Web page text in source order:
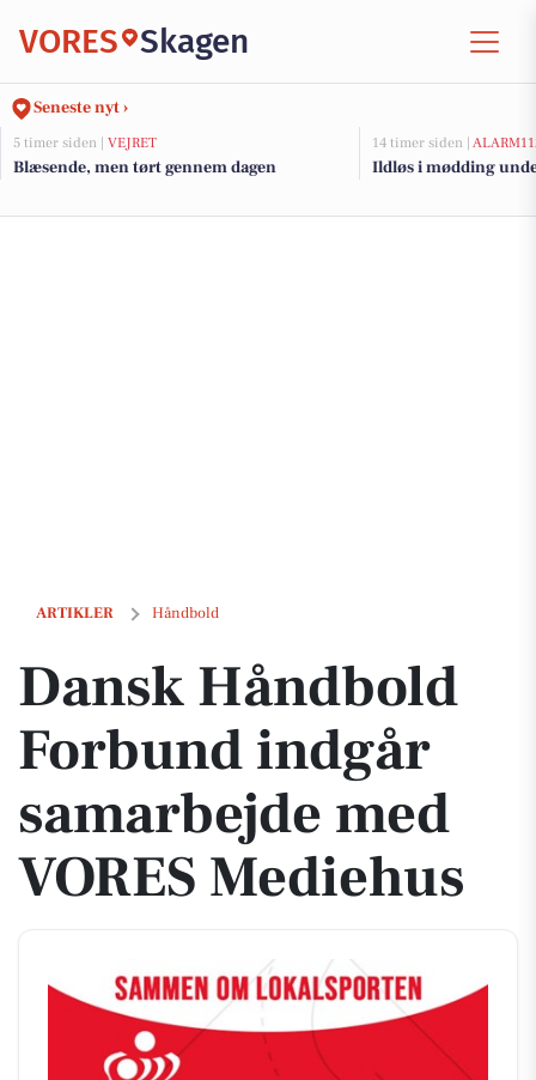
VORES Skagen
Seneste nyt ›
5 timer siden | VEJRET
Blæsende, men tørt gennem dagen
14 timer siden |
Ildløs i mødding
ARTIKLER Håndbold
Dansk Håndbold Forbund indgår samarbejde med VORES Mediehus
Dansk Håndbold
Forbund indgår
samarbejde med
VORES Mediehus